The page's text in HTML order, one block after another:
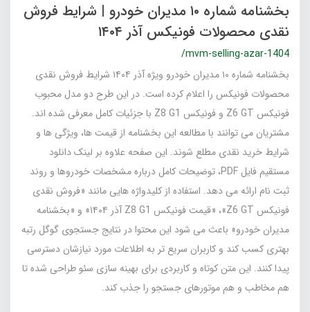
بخشنامه شماره ۱۰ مدیران خودرو | شرایط فروش
نقدی محصولات فونیکس آذر ۱۴۰۴
/mvm-selling-azar-1404
بخشنامه شماره ۱۰ مدیران خودرو ویژه آذر ۱۴۰۴ شرایط فروش نقدی
محصولات فونیکس را اعلام کرده است. در این طرح دو مدل محبوب
فونیکس Z6 GT و فونیکس Z8 G1 با جزئیات کامل معرفی شده‌ اند.
مشتریان می‌ توانند با مطالعه این بخشنامه از قیمت‌ ها، ویژگی‌ ها و
شرایط خرید نقدی مطلع شوند. این صفحه علاوه بر لینک دانلود
مستقیم فایل PDF، توضیحات کامل درباره مشخصات خودروها و روند
ثبت‌ نام ارائه می‌ دهد. استفاده از کلیدواژه‌ هایی مانند «فروش نقدی
فونیکس Z6 GT»، «قیمت فونیکس Z8 G1 آذر ۱۴۰۴» و «بخشنامه
مدیران خودرو» باعث می‌ شود این محتوا در نتایج جستجوی گوگل رتبه
بهتری کسب کند و کاربران سریع‌ تر به اطلاعات مورد نیازشان دسترسی
پیدا کنند. این متن کوتاه و کاربردی برای بهینه‌ سازی سئو طراحی شده تا
هم مخاطب و هم موتورهای جستجو را جذب کند.